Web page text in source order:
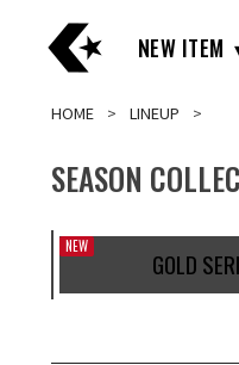
NEW ITEM
HOME LINEUP
SEASON
GOLD
NEW